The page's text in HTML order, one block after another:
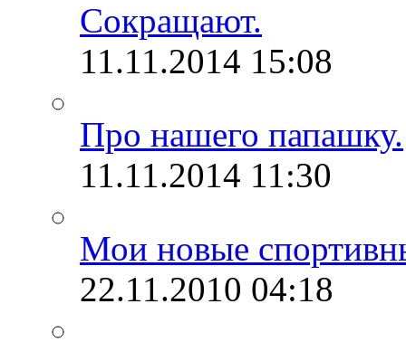
Сокращают.
11.11.2014 15:08
Про нашего папашку.
11.11.2014 11:30
Мои новые
22.11.2010 04:18